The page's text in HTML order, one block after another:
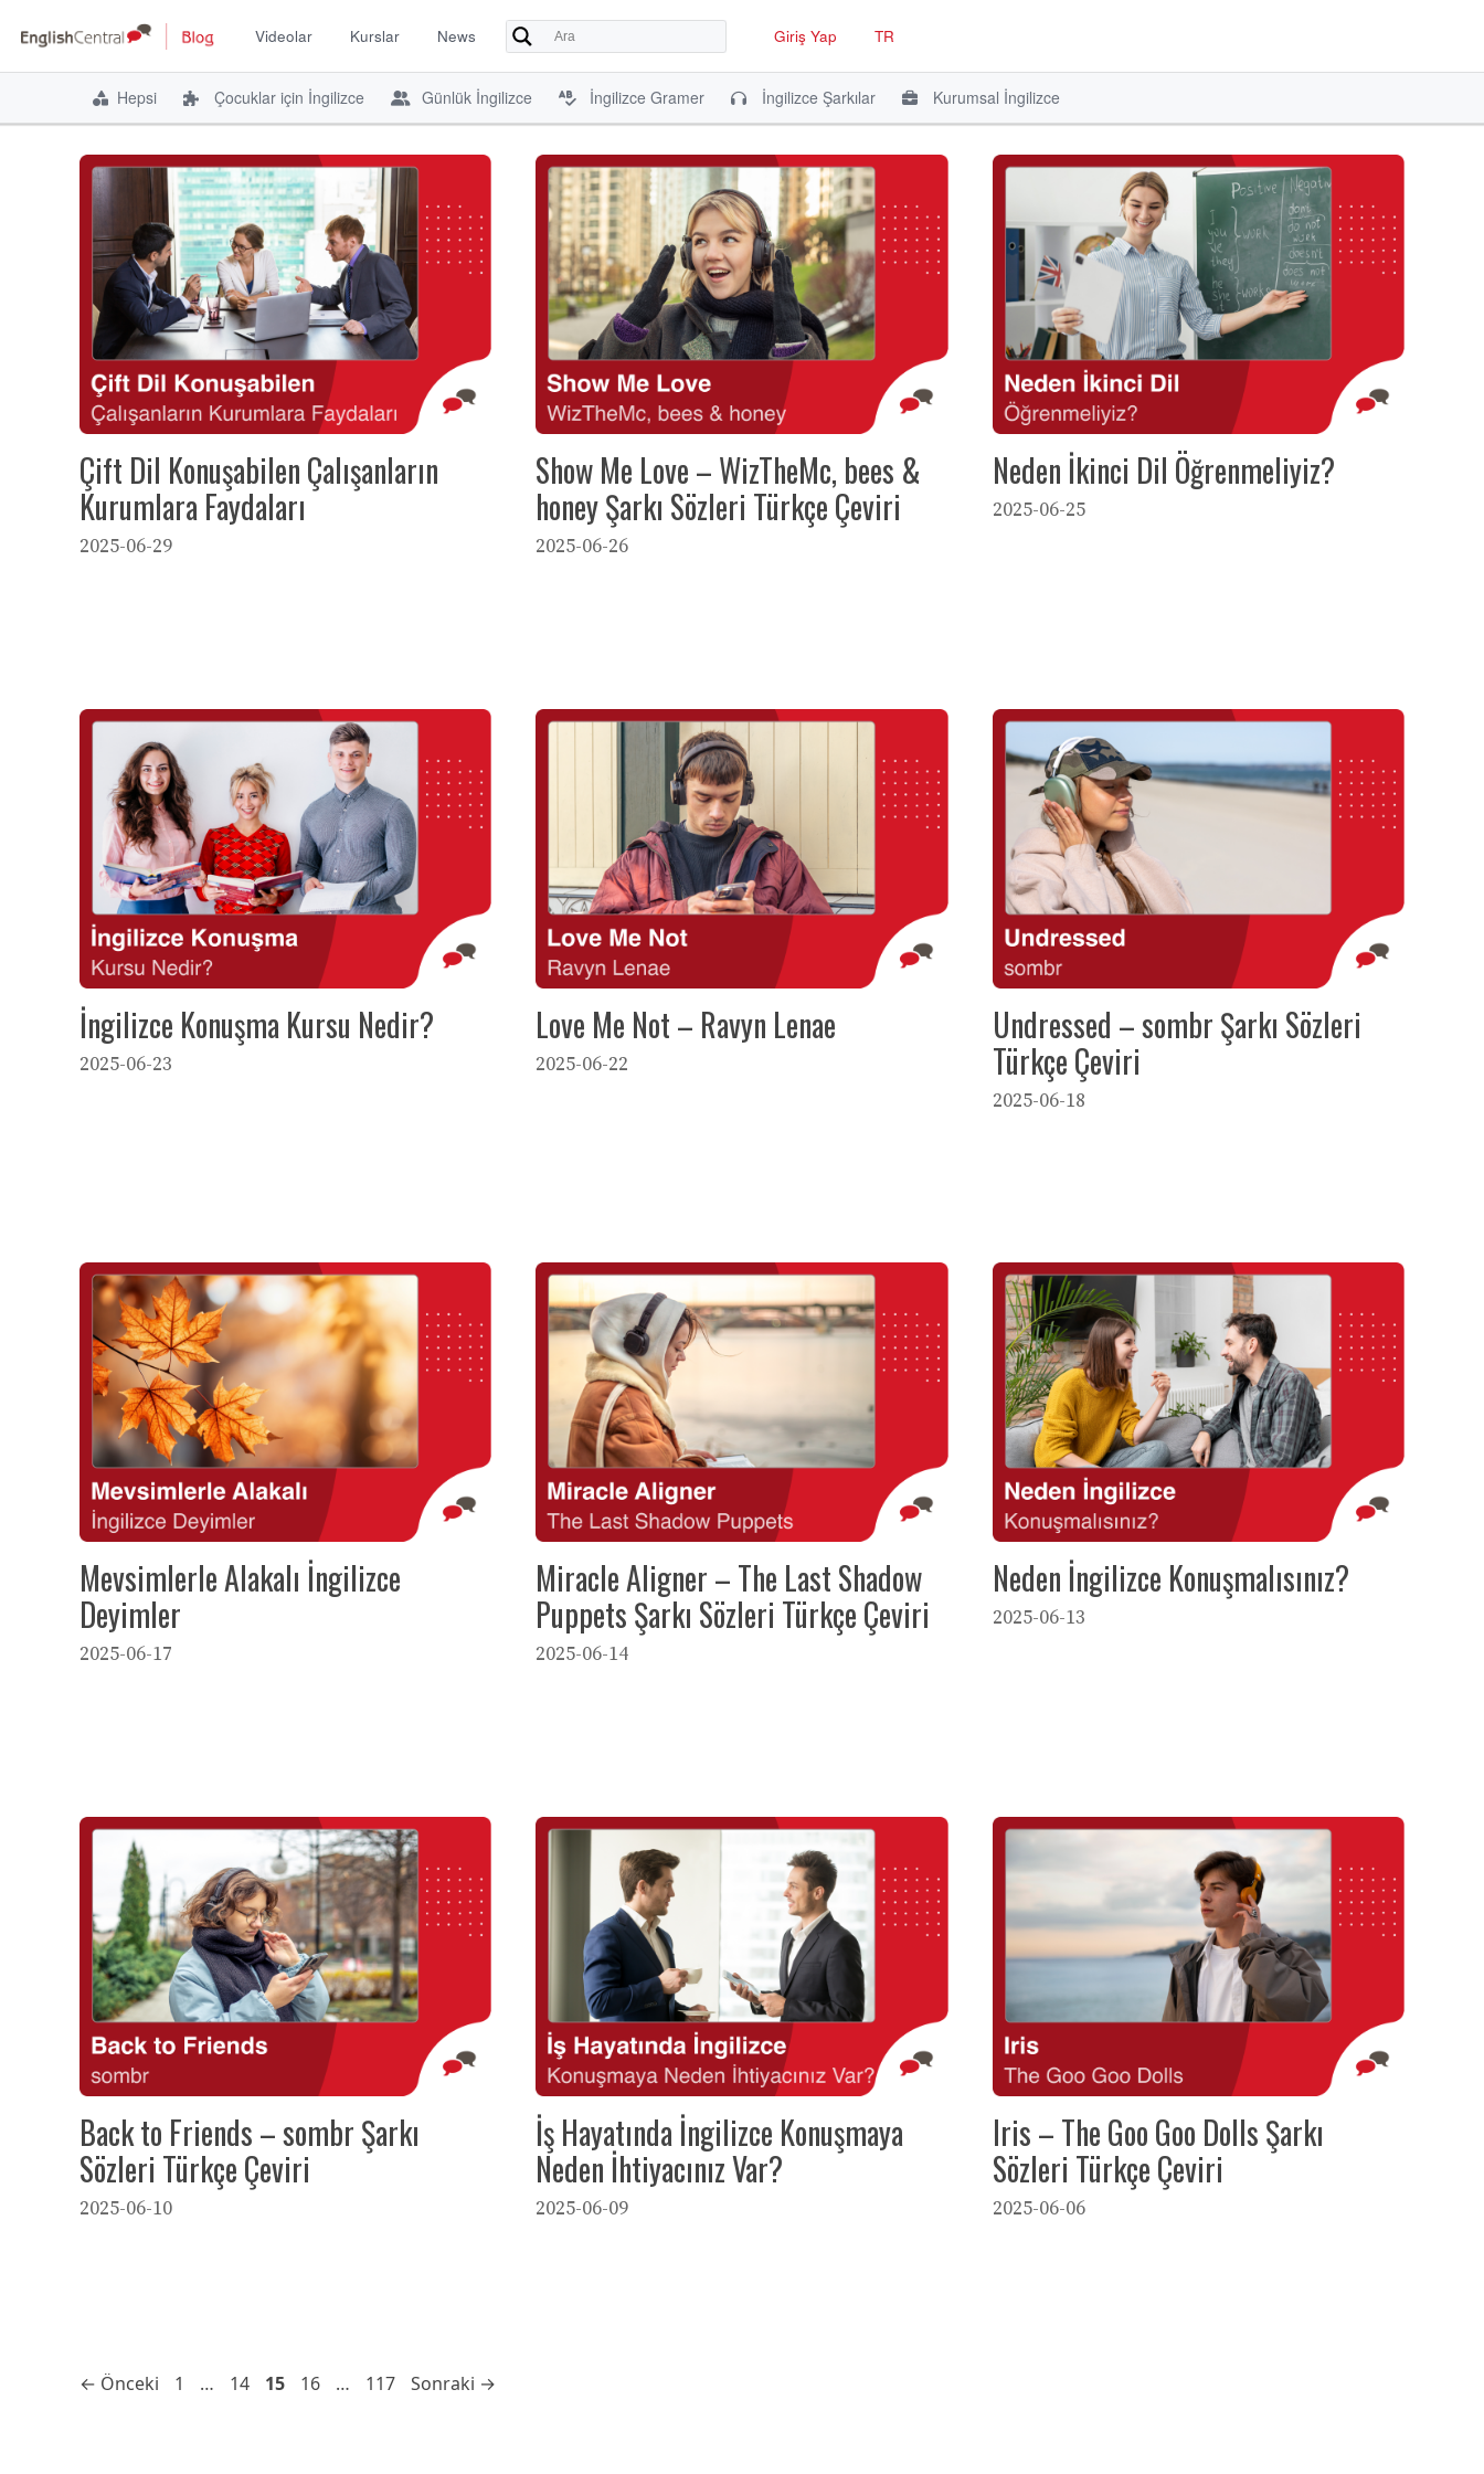
Videolar Kurslar News Giriş Yap TR
Hepsi Çocuklar için İngilizce Günlük İngilizce İngilizce Gramer İngilizce Şarkılar Kurumsal İngilizce
İçeriğe
Çift Dil Konuşabilen Çalışanların
Kurumlara Faydaları
2025-06-29
Show Me Love – WizTheMc, bees &
honey Şarkı Sözleri Türkçe Çeviri
2025-06-26
Neden İkinci Dil Öğrenmeliyiz?
2025-06-25
İngilizce Konuşma Kursu Nedir?
2025-06-23
Love Me Not – Ravyn Lenae
2025-06-22
Undressed – sombr Şarkı Sözleri
Türkçe Çeviri
2025-06-18
Mevsimlerle Alakalı İngilizce
Deyimler
2025-06-17
Miracle Aligner – The Last Shadow
Puppets Şarkı Sözleri Türkçe Çeviri
2025-06-14
Neden İngilizce Konuşmalısınız?
2025-06-13
Back to Friends – sombr Şarkı
Sözleri Türkçe Çeviri
2025-06-10
İş Hayatında İngilizce Konuşmaya
Neden İhtiyacınız Var?
2025-06-09
Iris – The Goo Goo Dolls Şarkı
Sözleri Türkçe Çeviri
2025-06-06
← Önceki Sayfa
1 … Sayfa
14 Sayfa
15 Sayfa
16 … Sayfa
117 Sonraki →